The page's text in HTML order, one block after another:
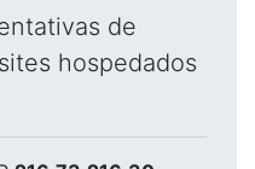
de
hospedados